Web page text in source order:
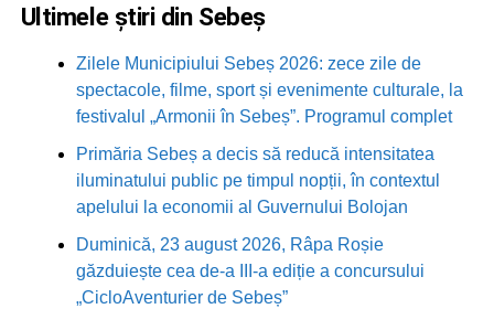
Ultimele știri din Sebeș
Zilele Municipiului Sebeș 2026: zece zile de
spectacole, filme, sport și evenimente culturale, la
festivalul „Armonii în Sebeș”. Programul complet
Primăria Sebeș a decis să reducă intensitatea
iluminatului public pe timpul nopții, în contextul
apelului la economii al Guvernului Bolojan
Duminică, 23 august 2026, Râpa Roșie
găzduiește cea de-a III-a ediție a concursului
„CicloAventurier de Sebeș”